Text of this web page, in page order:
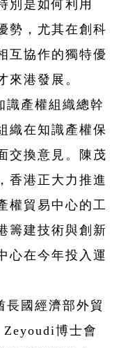
別是如何利用
勢，尤其在創科
互協作的獨特優
來港發展。
識產權組織總幹
織在知識產權保
交換意見。陳茂
香港正大力推進
權貿易中心的工
籌建技術與創新
心在今年投入運
長國經濟部外貿
博士會